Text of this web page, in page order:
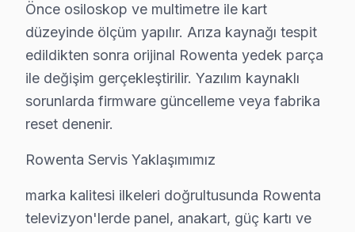
Göztepe'de Rowenta TV Servisi
Göztepe Mahallesi'nde Rowenta televizyon tamiri
Gümüşsuyu'nda Rowenta TV Servisi
Gümüşsuyu Mahallesi sakinleri için Rowenta
İncirköy'de Rowenta TV Servisi
İshaklı'da Rowenta TV Servisi
Önce osiloskop ve multimetre ile kart
düzeyinde ölçüm yapılır. Arıza kaynağı tespit
edildikten sonra orijinal Rowenta yedek parça
ile değişim gerçekleştirilir. Yazılım kaynaklı
sorunlarda firmware güncelleme veya fabrika
reset denenir.
Rowenta Servis Yaklaşımımız
marka kalitesi ilkeleri doğrultusunda Rowenta
televizyon'lerde panel, anakart, güç kartı ve